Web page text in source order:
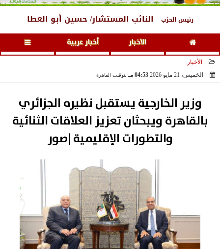
رئيس الحزب النائب المستشار/ حسين أبو العطا
الأخبار أخبار عربية
الأخبار
الخميس، 21 مايو 2026
04:53 مـ بتوقيت القاهرة
وزير الخارجية يستقبل نظيره الجزائري
بالقاهرة ويبحثان تعزيز العلاقات الثنائية
والتطورات الإقليمية |صور